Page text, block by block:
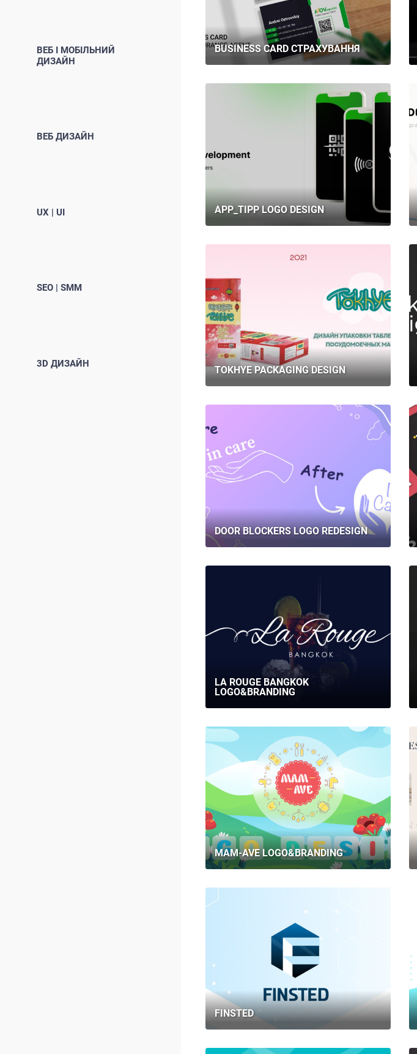
3D ДИЗАЙН
SEO | SMM
UX | UI
ВЕБ ДИЗАЙН
ВЕБ І МОБІЛЬНИЙ
ДИЗАЙН
BUSINESS CARD СТРАХУВАННЯ
APP_TIPP LOGO DESIGN
TOKHYE PACKAGING DESIGN
DOOR BLOCKERS LOGO REDESIGN
LA ROUGE BANGKOK
LOGO&BRANDING
MAM-AVE LOGO&BRANDING
FINSTED
ГОЛОВНА
ПРО НАС
ПОРТФОЛІО
БРИФИ
КАР’ЄРА
КОНТАКТИ